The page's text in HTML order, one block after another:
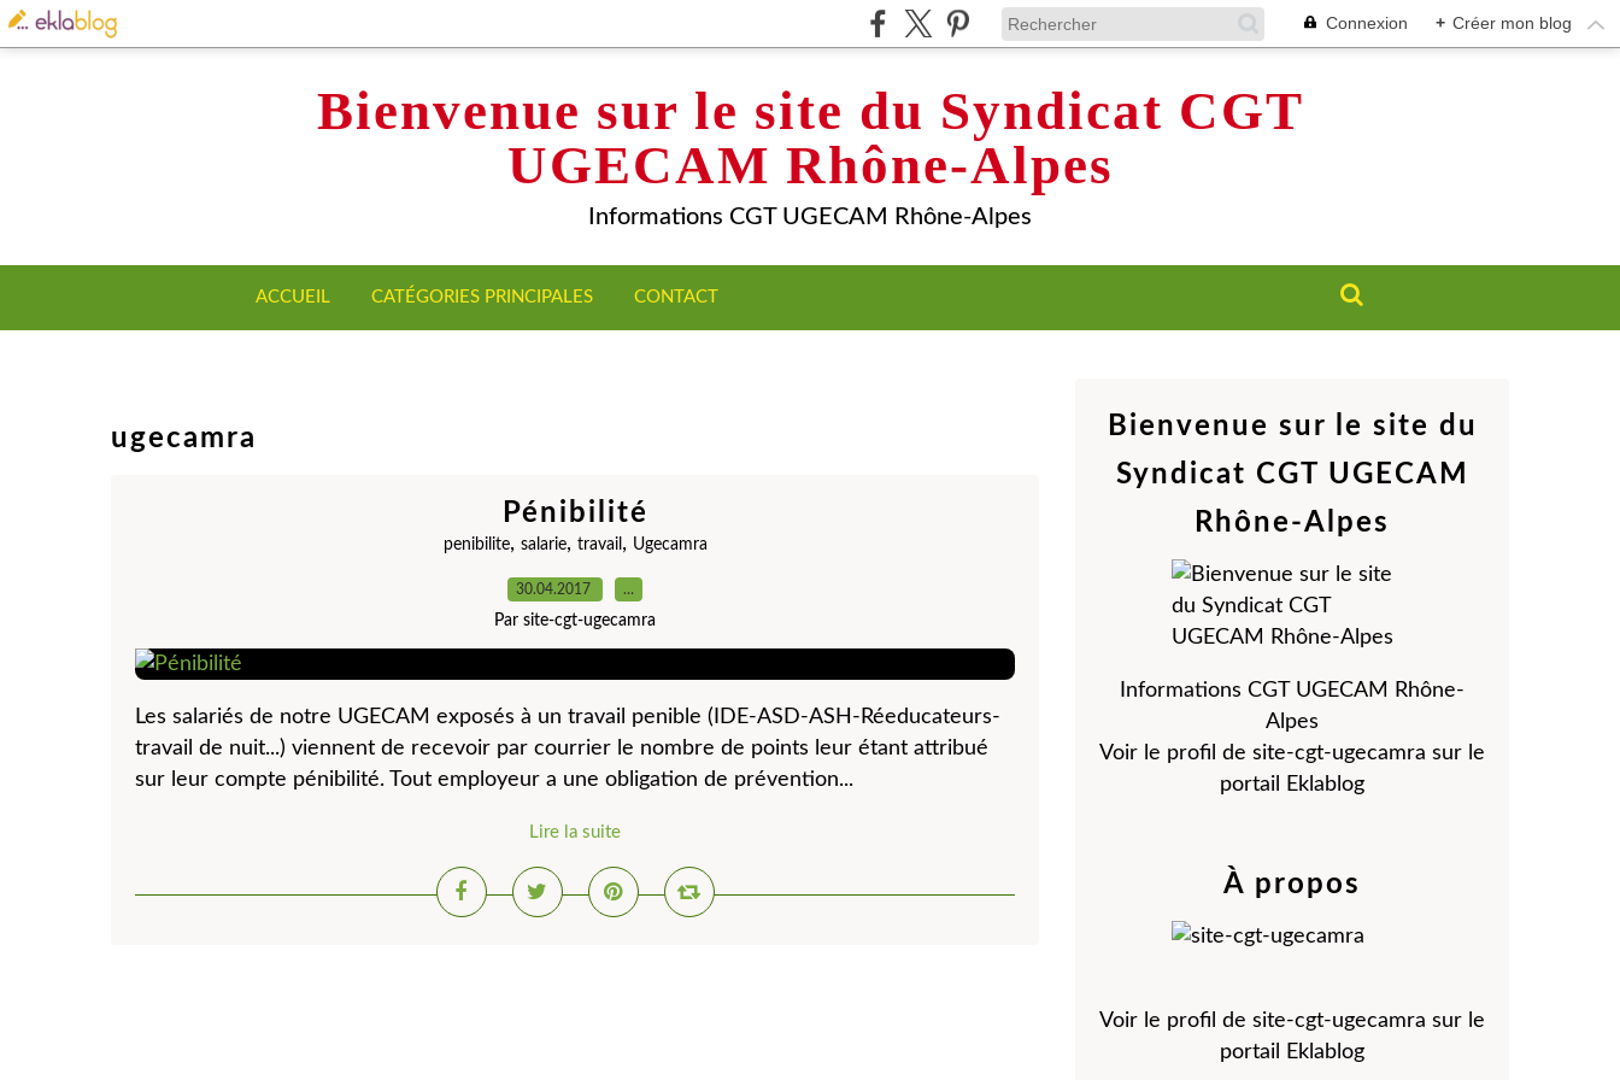
Connexion + Créer mon blog
Bienvenue sur le site du Syndicat CGT
UGECAM Rhône-Alpes
Informations CGT UGECAM Rhône-Alpes
ACCUEIL CATÉGORIES PRINCIPALES CONTACT
ugecamra
Pénibilité
penibilite, salarie, travail, Ugecamra
30.04.2017 …
Par site-cgt-ugecamra
Les salariés de notre UGECAM exposés à un travail penible (IDE-ASD-ASH-Réeducateurs-
travail de nuit...) viennent de recevoir par courrier le nombre de points leur étant attribué
sur leur compte pénibilité. Tout employeur a une obligation de prévention...
Lire la suite
Bienvenue sur le site du
Syndicat CGT UGECAM
Rhône-Alpes
Informations CGT UGECAM Rhône-
Alpes
Voir le profil de site-cgt-ugecamra sur le
portail Eklablog
À propos
Voir le profil de site-cgt-ugecamra sur le
portail Eklablog